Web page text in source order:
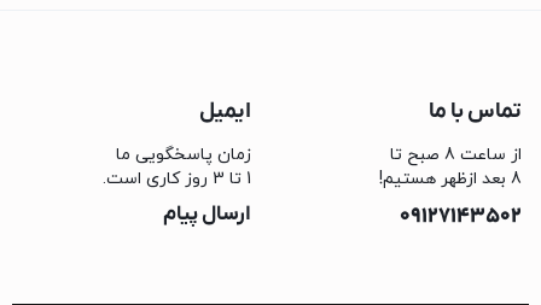
تماس با ما
از ساعت 8 صبح تا
8 بعد ازظهر هستیم!
09127143502
ایمیل
زمان پاسخگویی ما
1 تا 3 روز کاری است.
ارسال پیام